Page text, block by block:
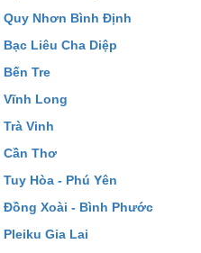
Nhơn Bình Định
Liêu Cha Diệp
Tre
Long
Vinh
Thơ
Hòa - Phú Yên
Xoài - Bình Phước
Gia Lai